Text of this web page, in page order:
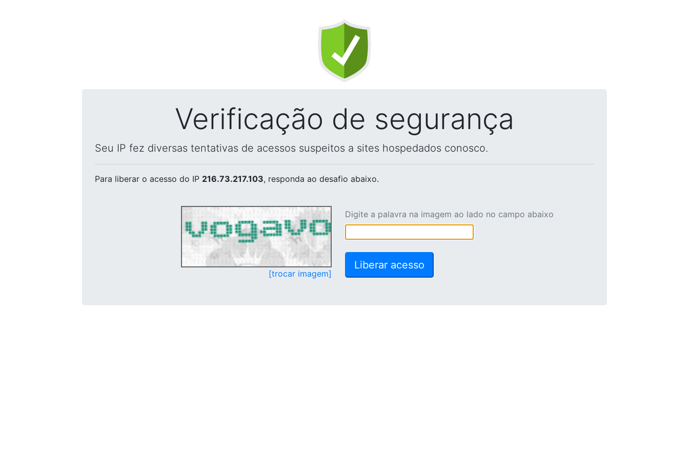
Verificação de segurança
Seu IP fez diversas tentativas de acessos suspeitos a sites hospedados conosco.
Para liberar o acesso do IP 216.73.217.103, responda ao desafio abaixo.
[trocar imagem]
Digite a palavra na imagem ao lado no campo abaixo